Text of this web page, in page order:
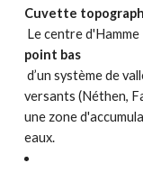
Cuvette
Le centre
point bas
d’un système de
versants (Néthen,
une zone
eaux.